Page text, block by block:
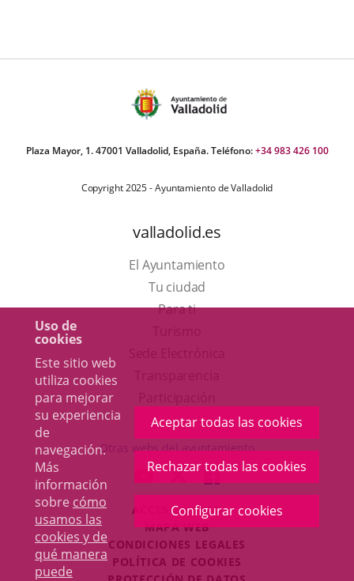
Uso de
cookies
Este sitio web
utiliza cookies
para mejorar
su experiencia
de
navegación.
Más
información
sobre cómo
usamos las
cookies y de
qué manera
puede
Aceptar todas las cookies
Rechazar todas las cookies
Configurar cookies
Plaza Mayor, 1. 47001 Valladolid, España. Teléfono:+34 983 426 100
Copyright 2025 - Ayuntamiento de Valladolid
valladolid.es
El Ayuntamiento
Tu ciudad
Para ti
en
una
ventana
nueva.
aplicación
externa.
Otras webs del ayuntamiento
ENLACE
A
UNA
APLICACIÓN
EXTERNA.
ENLACE
A
UNA
APLICACIÓN
EXTERNA.
ENLACE
A
UNA
EXTERNA.
ACCESIBILIDAD
MAPA WEB
CONDICIONES LEGALES
POLÍTICA DE COOKIES